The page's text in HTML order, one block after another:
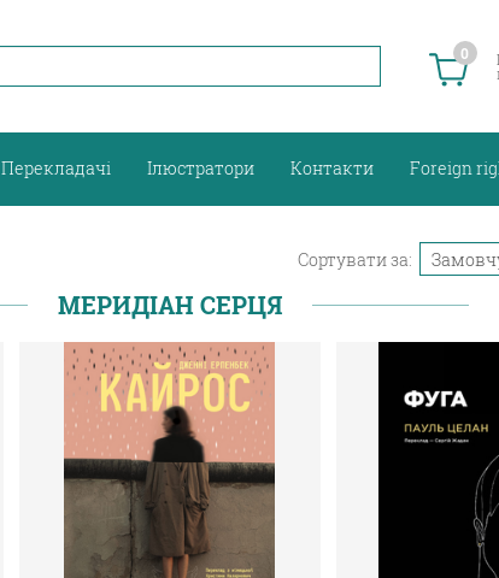
0
Перекладачі Ілюстратори Контакти Foreign
Сортувати за:
МЕРИДІАН СЕРЦЯ